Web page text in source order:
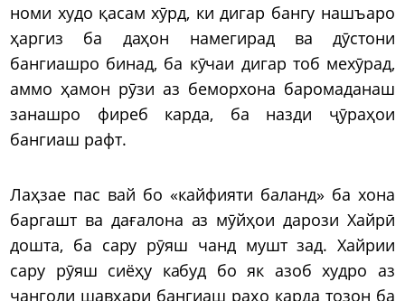
номи худо қасам хӯрд, ки дигар бангу нашъаро
ҳаргиз ба даҳон намегирад ва дӯстони
бангиашро бинад, ба кӯчаи дигар тоб мехӯрад,
аммо ҳамон рӯзи аз беморхона баромаданаш
занашро фиреб карда, ба назди ҷӯраҳои
бангиаш рафт.
Лаҳзае пас вай бо «кайфияти баланд» ба хона
баргашт ва дағалона аз мӯйҳои дарози Хайрӣ
дошта, ба сару рӯяш чанд мушт зад. Хайрии
сару рӯяш сиёҳу кабуд бо як азоб худро аз
чанголи шавҳари бангиаш раҳо карда тозон ба